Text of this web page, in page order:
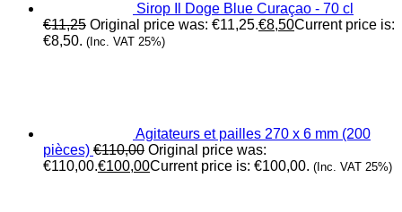
Sirop Il Doge Blue Curaçao - 70 cl
€11,25 Original price was: €11,25.€8,50Current price is:
€8,50. (Inc. VAT 25%)
Agitateurs et pailles 270 x 6 mm (200
pièces) €110,00 Original price was:
€110,00.€100,00Current price is: €100,00. (Inc. VAT 25%)